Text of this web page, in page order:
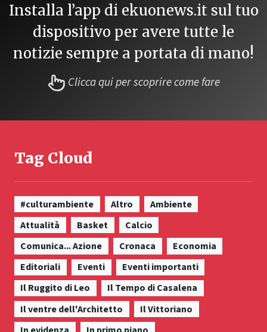
Installa l’app di ekuonews.it sul tuo
dispositivo per avere tutte le
notizie sempre a portata di mano!
Clicca qui per scoprire come fare
Tag Cloud
#culturambiente Altro
Ambiente
Attualità
Basket
Calcio
Comunica... Azione
Cronaca
Economia
Editoriali
Eventi
Eventi importanti
Il Ruggito di Leo
Il Tempo di Casalena
Il ventre dell'Architetto
Il Vittoriano